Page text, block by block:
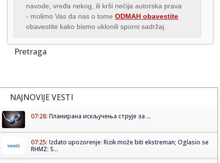
navode, vređa nekog, ili krši nečija autorska prava
- molimo Vas da nas o tome ODMAH obavestite
obavestite kako bismo uklonili sporni sadržaj.
Pretraga
NAJNOVIJE VESTI
07:28: Планирана искључења струје за ...
07:25: Izdato upozorenje: Rizik može biti ekstreman; Oglasio se
RHMZ: S...